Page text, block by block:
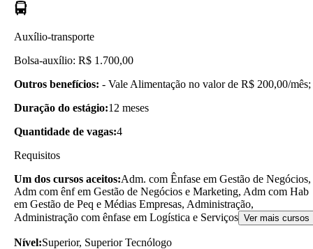
Auxílio-transporte
Bolsa-auxílio: R$ 1.700,00
Outros benefícios: - Vale Alimentação no valor de R$ 200,00/mês;
Duração do estágio:12 meses
Quantidade de vagas:4
Requisitos
Um dos cursos aceitos:Adm. com Ênfase em Gestão de Negócios,
Adm com ênf em Gestão de Negócios e Marketing, Adm com Hab
em Gestão de Peq e Médias Empresas, Administração,
Administração com ênfase em Logística e Serviços Ver mais cursos
Nível:Superior, Superior Tecnólogo